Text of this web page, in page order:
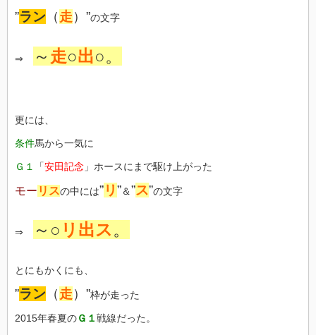
”ラン （走）”の文字
⇒ ～ 走○出○。
更には、
条件馬から一気に
Ｇ１ 「安田記念 」ホースにまで駆け上がった
モー リスの中には”リ”＆”ス”の文字
⇒ ～○ リ出ス。
とにもかくにも、
”ラン （走）”枠が走った
2015年春夏のＧ１戦線だった。